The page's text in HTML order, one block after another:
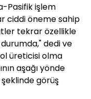
Pasifik işlem
ciddi öneme sahip
tekrar özellikle
dedi ve
üreticisi olma
aşağı yönde
görüş